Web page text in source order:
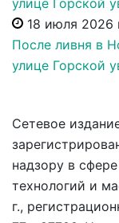
18 июля 2026
После ливня в
улице Горской
Сетевое
надзору в
технологий и
г.,